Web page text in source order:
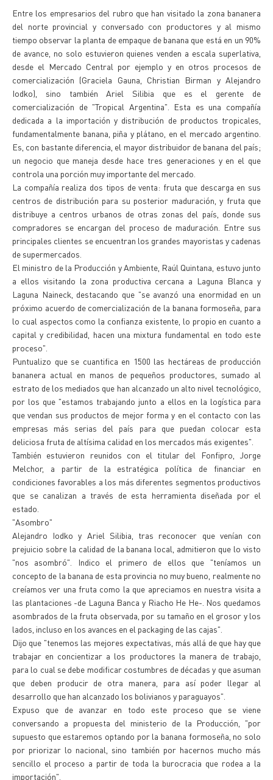
Entre los empresarios del rubro que han visitado la zona bananera
del norte provincial y conversado con productores y al mismo
tiempo observar la planta de empaque de banana que está en un 90%
de avance, no solo estuvieron quienes venden a escala superlativa,
desde el Mercado Central por ejemplo y en otros procesos de
comercialización (Graciela Gauna, Christian Birman y Alejandro
Iodko), sino también Ariel Silibia que es el gerente de
comercialización de "Tropical Argentina". Esta es una compañía
dedicada a la importación y distribución de productos tropicales,
fundamentalmente banana, piña y plátano, en el mercado argentino.
Es, con bastante diferencia, el mayor distribuidor de banana del país;
un negocio que maneja desde hace tres generaciones y en el que
controla una porción muy importante del mercado.
La compañía realiza dos tipos de venta: fruta que descarga en sus
centros de distribución para su posterior maduración, y fruta que
distribuye a centros urbanos de otras zonas del país, donde sus
compradores se encargan del proceso de maduración. Entre sus
principales clientes se encuentran los grandes mayoristas y cadenas
de supermercados.
El ministro de la Producción y Ambiente, Raúl Quintana, estuvo junto
a ellos visitando la zona productiva cercana a Laguna Blanca y
Laguna Naineck, destacando que "se avanzó una enormidad en un
próximo acuerdo de comercialización de la banana formoseña, para
lo cual aspectos como la confianza existente, lo propio en cuanto a
capital y credibilidad, hacen una mixtura fundamental en todo este
proceso".
Puntualizo que se cuantifica en 1500 las hectáreas de producción
bananera actual en manos de pequeños productores, sumado al
estrato de los mediados que han alcanzado un alto nivel tecnológico,
por los que "estamos trabajando junto a ellos en la logística para
que vendan sus productos de mejor forma y en el contacto con las
empresas más serias del país para que puedan colocar esta
deliciosa fruta de altísima calidad en los mercados más exigentes".
También estuvieron reunidos con el titular del Fonfipro, Jorge
Melchor, a partir de la estratégica política de financiar en
condiciones favorables a los más diferentes segmentos productivos
que se canalizan a través de esta herramienta diseñada por el
estado.
"Asombro"
Alejandro Iodko y Ariel Silibia, tras reconocer que venían con
prejuicio sobre la calidad de la banana local, admitieron que lo visto
"nos asombró". Indico el primero de ellos que "teníamos un
concepto de la banana de esta provincia no muy bueno, realmente no
creíamos ver una fruta como la que apreciamos en nuestra visita a
las plantaciones -de Laguna Banca y Riacho He He-. Nos quedamos
asombrados de la fruta observada, por su tamaño en el grosor y los
lados, incluso en los avances en el packaging de las cajas".
Dijo que "tenemos las mejores expectativas, más allá de que hay que
trabajar en concientizar a los productores la manera de trabajo,
para lo cual se debe modificar costumbres de décadas y que asuman
que deben producir de otra manera, para así poder llegar al
desarrollo que han alcanzado los bolivianos y paraguayos".
Expuso que de avanzar en todo este proceso que se viene
conversando a propuesta del ministerio de la Producción, "por
supuesto que estaremos optando por la banana formoseña, no solo
por priorizar lo nacional, sino también por hacernos mucho más
sencillo el proceso a partir de toda la burocracia que rodea a la
importación".